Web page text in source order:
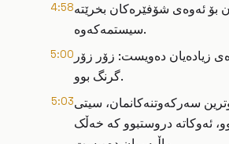
4:58بۆ ئەوەی شۆفێرەکان بخرێتە
سیستمەکەوە.
5:00 زیادەیان دەویست: زۆر زۆر
گرنگ بوو.
5:03سەرکەوتنەکانمان، سیتی
ئەوکاتە دروستبوو کە خەڵک